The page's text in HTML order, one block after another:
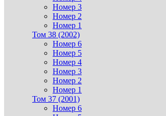
Номер 3
Номер 2
Номер 1
Том 38 (2002)
Номер 6
Номер 5
Номер 4
Номер 3
Номер 2
Номер 1
Том 37 (2001)
Номер 6